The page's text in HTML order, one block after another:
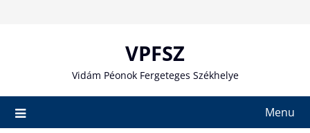
VPFSZ
Vidám Péonok Fergeteges Székhelye
Menu